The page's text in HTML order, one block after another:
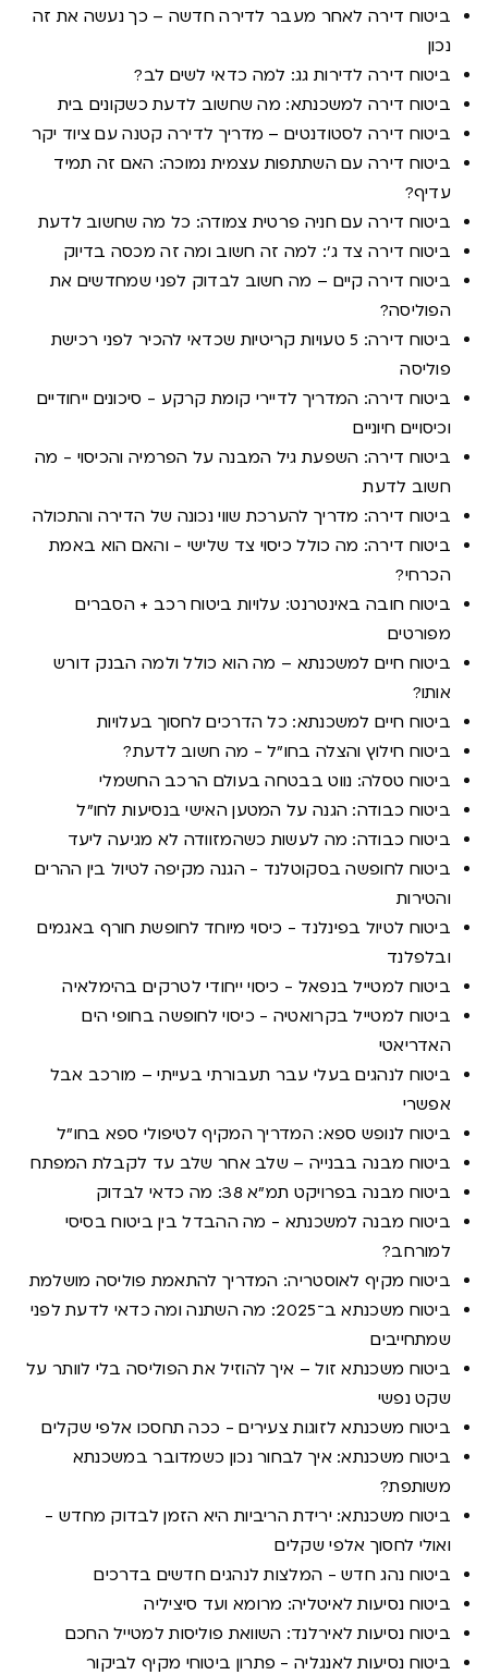
ביטוח דירה לאחר מעבר לדירה חדשה – כך נעשה את זה
נכון
ביטוח דירה לדירות גג: למה כדאי לשים לב?
ביטוח דירה למשכנתא: מה שחשוב לדעת כשקונים בית
ביטוח דירה לסטודנטים – מדריך לדירה קטנה עם ציוד יקר
ביטוח דירה עם השתתפות עצמית נמוכה: האם זה תמיד
עדיף?
ביטוח דירה עם חניה פרטית צמודה: כל מה שחשוב לדעת
ביטוח דירה צד ג': למה זה חשוב ומה זה מכסה בדיוק
ביטוח דירה קיים – מה חשוב לבדוק לפני שמחדשים את
הפוליסה?
ביטוח דירה: 5 טעויות קריטיות שכדאי להכיר לפני רכישת
פוליסה
ביטוח דירה: המדריך לדיירי קומת קרקע - סיכונים ייחודיים
וכיסויים חיוניים
ביטוח דירה: השפעת גיל המבנה על הפרמיה והכיסוי - מה
חשוב לדעת
ביטוח דירה: מדריך להערכת שווי נכונה של הדירה והתכולה
ביטוח דירה: מה כולל כיסוי צד שלישי - והאם הוא באמת
הכרחי?
ביטוח חובה באינטרנט: עלויות ביטוח רכב + הסברים
מפורטים
ביטוח חיים למשכנתא – מה הוא כולל ולמה הבנק דורש
אותו?
ביטוח חיים למשכנתא: כל הדרכים לחסוך בעלויות
ביטוח חילוץ והצלה בחו"ל - מה חשוב לדעת?
ביטוח טסלה: נווט בבטחה בעולם הרכב החשמלי
ביטוח כבודה: הגנה על המטען האישי בנסיעות לחו"ל
ביטוח כבודה: מה לעשות כשהמזוודה לא מגיעה ליעד
ביטוח לחופשה בסקוטלנד - הגנה מקיפה לטיול בין ההרים
והטירות
ביטוח לטיול בפינלנד - כיסוי מיוחד לחופשת חורף באגמים
ובלפלנד
ביטוח למטייל בנפאל - כיסוי ייחודי לטרקים בהימלאיה
ביטוח למטייל בקרואטיה - כיסוי לחופשה בחופי הים
האדריאטי
ביטוח לנהגים בעלי עבר תעבורתי בעייתי – מורכב אבל
אפשרי
ביטוח לנופש ספא: המדריך המקיף לטיפולי ספא בחו"ל
ביטוח מבנה בבנייה – שלב אחר שלב עד לקבלת המפתח
ביטוח מבנה בפרויקט תמ"א 38: מה כדאי לבדוק
ביטוח מבנה למשכנתא - מה ההבדל בין ביטוח בסיסי
למורחב?
ביטוח מקיף לאוסטריה: המדריך להתאמת פוליסה מושלמת
ביטוח משכנתא ב־2025: מה השתנה ומה כדאי לדעת לפני
שמתחייבים
ביטוח משכנתא זול – איך להוזיל את הפוליסה בלי לוותר על
שקט נפשי
ביטוח משכנתא לזוגות צעירים - ככה תחסכו אלפי שקלים
ביטוח משכנתא: איך לבחור נכון כשמדובר במשכנתא
משותפת?
ביטוח משכנתא: ירידת הריביות היא הזמן לבדוק מחדש -
ואולי לחסוך אלפי שקלים
ביטוח נהג חדש - המלצות לנהגים חדשים בדרכים
ביטוח נסיעות לאיטליה: מרומא ועד סיציליה
ביטוח נסיעות לאירלנד: השוואת פוליסות למטייל החכם
ביטוח נסיעות לאנגליה - פתרון ביטוחי מקיף לביקור